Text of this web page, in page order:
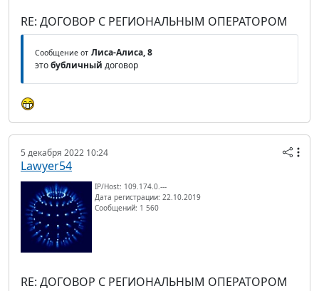
RE: ДОГОВОР С РЕГИОНАЛЬНЫМ ОПЕРАТОРОМ
Сообщение от Лиса-Алиса, 8
этобубличный договор
5 декабря 2022 10:24
Lawyer54
IP/Host: 109.174.0.---
Дата регистрации: 22.10.2019
Сообщений: 1 560
RE: ДОГОВОР С РЕГИОНАЛЬНЫМ ОПЕРАТОРОМ